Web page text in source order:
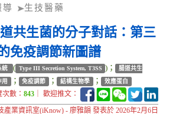
導 生技醫藥
共生菌的分子對話：第三
免疫調節新圖譜
統 ( Type III Secretion System, T3SS )； 腸道共生
； 免疫調節 ； 結構生物學 ； 效應蛋白
次數：843 ｜ 歡迎推文：
產業資訊室(iKnow) - 廖雅韻 發表於 2026年2月6日